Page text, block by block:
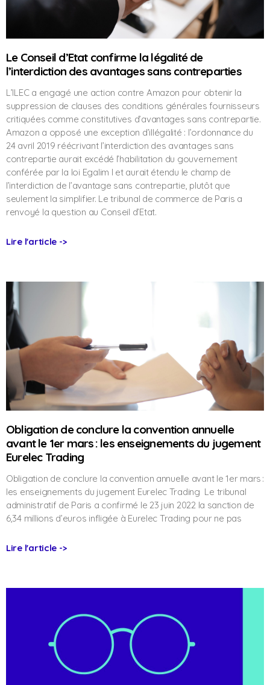
Le Conseil d’Etat confirme la légalité de
l’interdiction des avantages sans contreparties
L’ILEC a engagé une action contre Amazon pour obtenir la
suppression de clauses des conditions générales fournisseurs
critiquées comme constitutives d’avantages sans contrepartie.
Amazon a opposé une exception d’illégalité : l’ordonnance du
24 avril 2019 réécrivant l’interdiction des avantages sans
contrepartie aurait excédé l’habilitation du gouvernement
conférée par la loi Egalim I et aurait étendu le champ de
l’interdiction de l’avantage sans contrepartie, plutôt que
seulement la simplifier. Le tribunal de commerce de Paris a
renvoyé la question au Conseil d’Etat.
Lire l'article ->
Obligation de conclure la convention annuelle
avant le 1er mars : les enseignements du jugement
Eurelec Trading
Obligation de conclure la convention annuelle avant le 1er mars :
les enseignements du jugement Eurelec Trading Le tribunal
administratif de Paris a confirmé le 23 juin 2022 la sanction de
6,34 millions d’euros infligée à Eurelec Trading pour ne pas
Lire l'article ->